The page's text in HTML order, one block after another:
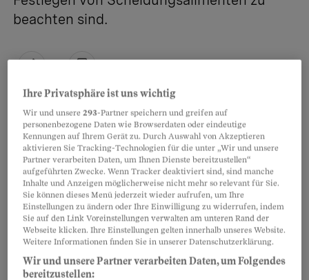
beachten sind.
Teilen Merken
Artikel teilen
Im Merkblatt Scheidungsalimente lesen Sie:
Ihre Privatsphäre ist uns wichtig
Wir und unsere293-Partner speichern und greifen auf
personenbezogene Daten wie Browserdaten oder eindeutige
Kennungen auf Ihrem Gerät zu. Durch Auswahl von Akzeptieren
aktivieren Sie Tracking-Technologien für die unter „Wir und unsere
Partner verarbeiten Daten, um Ihnen Dienste bereitzustellen“
aufgeführten Zwecke. Wenn Tracker deaktiviert sind, sind manche
Inhalte und Anzeigen möglicherweise nicht mehr so relevant für Sie.
Sie können dieses Menü jederzeit wieder aufrufen, um Ihre
Einstellungen zu ändern oder Ihre Einwilligung zu widerrufen, indem
Sie auf den Link Voreinstellungen verwalten am unteren Rand der
Webseite klicken. Ihre Einstellungen gelten innerhalb unseres Website.
Weitere Informationen finden Sie in unserer Datenschutzerklärung.
Wir und unsere Partner verarbeiten Daten, um Folgendes
bereitzustellen: